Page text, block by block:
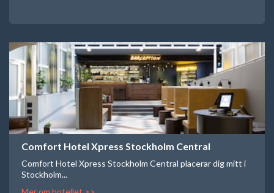
Comfort Hotel Xpress Stockholm Central
Comfort Hotel Xpress Stockholm Central placerar dig mitt i
Stockholm...